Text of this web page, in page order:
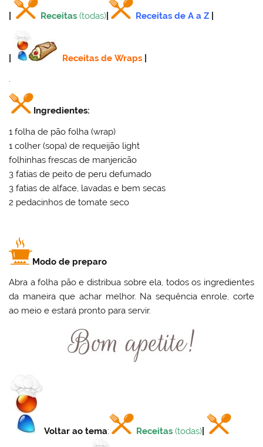
Receitas (todas) Receitas de A a Z
Receitas de Wraps
.
Ingredientes:
1 folha de pão folha (wrap)
1 colher (sopa) de requeijão light
folhinhas frescas de manjericão
3 fatias de peito de peru defumado
3 fatias de alface, lavadas e bem secas
2 pedacinhos de tomate seco
Modo de preparo
Abra a folha pão e distribua sobre ela, todos os ingredientes
da maneira que achar melhor. Na sequência enrole, corte
ao meio e estará pronto para servir.
Voltar ao tema: Receitas (todas)